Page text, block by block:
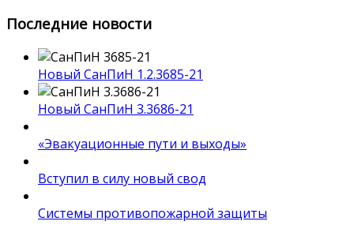
Последние новости
Новый СанПиН 1.2.3685-21
Новый СанПиН 3.3686-21
«Эвакуационные пути и выходы»
Вступил в силу новый свод
Системы противопожарной защиты